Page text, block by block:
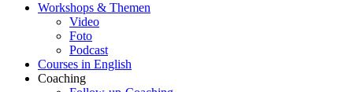
Workshops & Themen
Video
Foto
Podcast
Courses in English
Coaching